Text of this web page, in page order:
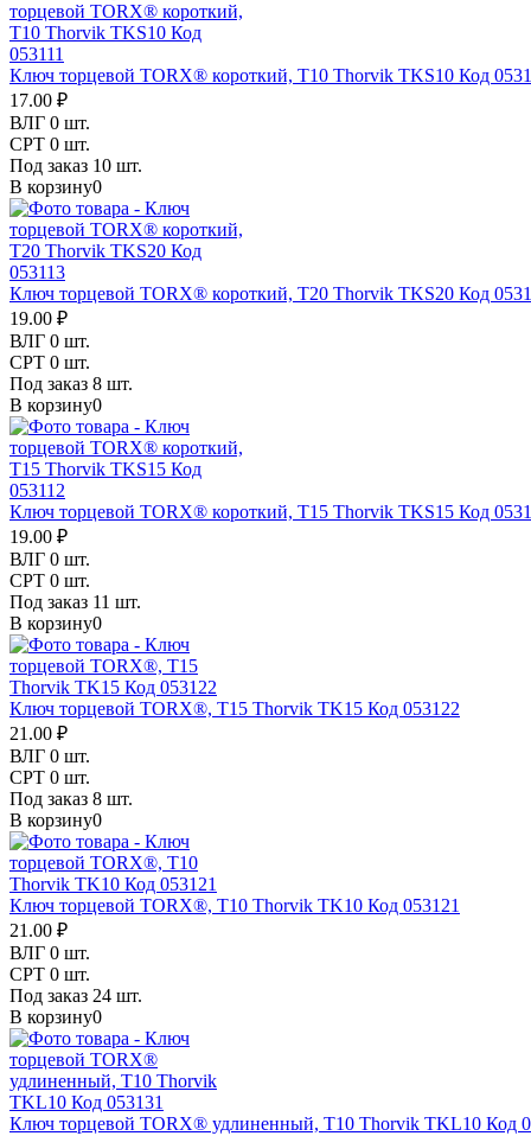
Ключ торцевой TORX® короткий, T10 Thorvik TKS10 Код
17.00 ₽
ВЛГ 0 шт.
СРТ 0 шт.
Под заказ 10 шт.
В корзину0
Ключ торцевой TORX® короткий, T20 Thorvik TKS20 Код
19.00 ₽
ВЛГ 0 шт.
СРТ 0 шт.
Под заказ 8 шт.
В корзину0
Ключ торцевой TORX® короткий, T15 Thorvik TKS15 Код
19.00 ₽
ВЛГ 0 шт.
СРТ 0 шт.
Под заказ 11 шт.
В корзину0
Ключ торцевой TORX®, T15 Thorvik TK15 Код 053122
21.00 ₽
ВЛГ 0 шт.
СРТ 0 шт.
Под заказ 8 шт.
В корзину0
Ключ торцевой TORX®, T10 Thorvik TK10 Код 053121
21.00 ₽
ВЛГ 0 шт.
СРТ 0 шт.
Под заказ 24 шт.
В корзину0
Ключ торцевой TORX® удлиненный, T10 Thorvik TKL10 Код